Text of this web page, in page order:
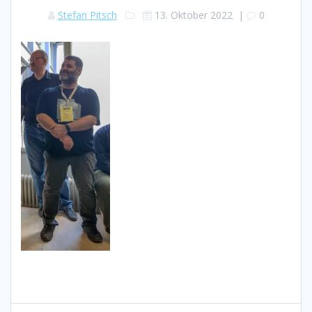
Stefan Pitsch 13. Oktober 2022 | 0